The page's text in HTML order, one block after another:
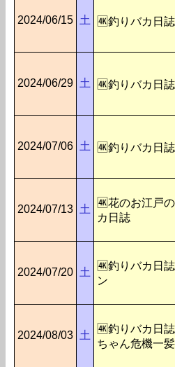
2024/06/15 土 🆞釣りバカ日
2024/06/29 土 🆞釣りバカ日
2024/07/06 土 🆞釣りバカ日
2024/07/13 土
🆞花のお江戸
カ日誌
2024/07/20 土
🆞釣りバカ日
ン
2024/08/03 土
🆞釣りバカ日
ちゃん危機一